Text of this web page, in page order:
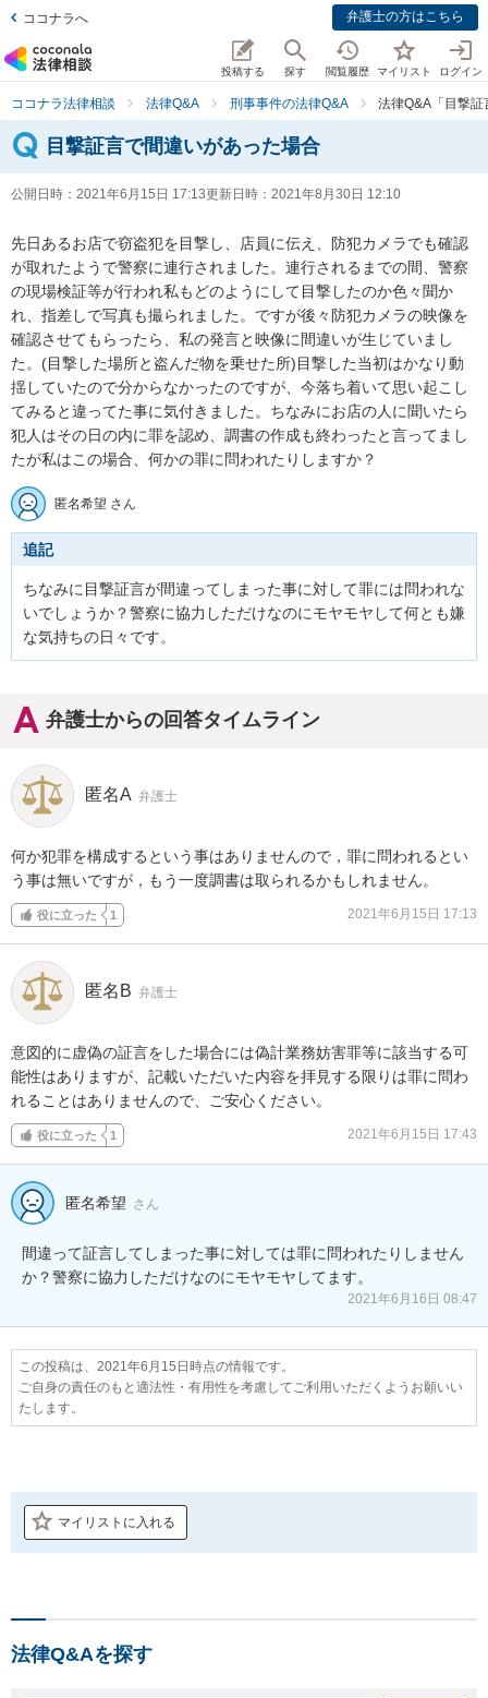
ココナラへ 弁護士の方はこちら
投稿する 探す 閲覧履歴 マイリスト ログイン
ココナラ法律相談 法律Q&A 刑事事件の法律Q&A 法律Q&A「目撃
目撃証言で間違いがあった場合
公開日時： 2021年6月15日 17:13更新日時： 2021年8月30日 12:10
先日あるお店で窃盗犯を目撃し、店員に伝え、防犯カメラでも確認
が取れたようで警察に連行されました。連行されるまでの間、警察
の現場検証等が行われ私もどのようにして目撃したのか色々聞か
れ、指差しで写真も撮られました。ですが後々防犯カメラの映像を
確認させてもらったら、私の発言と映像に間違いが生じていまし
た。(目撃した場所と盗んだ物を乗せた所)目撃した当初はかなり動
揺していたので分からなかったのですが、今落ち着いて思い起こし
てみると違ってた事に気付きました。ちなみにお店の人に聞いたら
犯人はその日の内に罪を認め、調書の作成も終わったと言ってまし
たが私はこの場合、何かの罪に問われたりしますか？
匿名希望 さん
追記
ちなみに目撃証言が間違ってしまった事に対して罪には問われな
いでしょうか？警察に協力しただけなのにモヤモヤして何とも嫌
な気持ちの日々です。
弁護士からの回答タイムライン
匿名A 弁護士
何か犯罪を構成するという事はありませんので，罪に問われるとい
う事は無いですが，もう一度調書は取られるかもしれません。
役に立った 1 2021年6月15日 17:13
匿名B 弁護士
意図的に虚偽の証言をした場合には偽計業務妨害罪等に該当する可
能性はありますが、記載いただいた内容を拝見する限りは罪に問わ
れることはありませんので、ご安心ください。
役に立った 1 2021年6月15日 17:43
匿名希望 さん
間違って証言してしまった事に対しては罪に問われたりしません
か？警察に協力しただけなのにモヤモヤしてます。
2021年6月16日 08:47
この投稿は、2021年6月15日時点の情報です。
ご自身の責任のもと適法性・有用性を考慮してご利用いただくようお願いい
たします。
マイリストに入れる
法律Q&Aを探す